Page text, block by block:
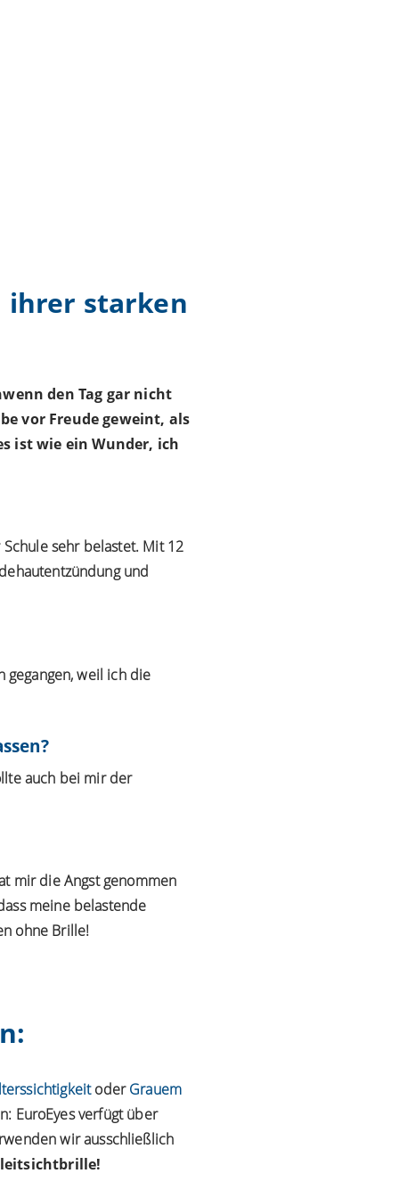
ihrer starken
den Tag gar nicht
vor Freude geweint, als
ist wie ein Wunder, ich
sehr belastet. Mit 12
und
gegangen, weil ich die
auch bei mir der
mir die Angst genommen
meine belastende
ohne Brille!
oderGrauem
EuroEyes verfügt über
wir ausschließlich